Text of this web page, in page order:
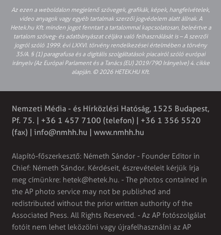
Az ezen a weboldalon megjelenő szövegek, grafikák, képek, hangfelvételek,
video anyagok vagy egyéb tartalmak szerzői jogvédelem alatt állnak. A
Hetek.hu Kft. minden jogot fenntart a tartalommal kapcsolatosan, beleértve a
tartalom szöveg- és adatbányászat céljára való felhasználását is – A szerzői
jogról szóló 1999. évi LXXVI. törvény rendelkezései értelmében a törvény
35/A. § (1) paragrafusa és a digitális szolgáltatások piacairól szóló európai
irányelv (Az Európai Parlament és a Tanács (EU) 2019/790 Irányelve) 4. cikke
alapján. © 2026 HETEK.HU Kft.
Nemzeti Média - és Hírközlési Hatóság, 1525 Budapest,
Pf. 75. | +36 1 457 7100 (telefon) | +36 1 356 5520
(fax) | info@nmhh.hu | www.nmhh.hu
Alapító-főszerkesztő: Németh Sándor - Founder Editor in
Chief: Németh Sándor. Kérdéseit, észrevételeit kérjük írja
meg címünkre: hetek@hetek.hu. - The photos contained in
the AP photo service may not be published and
redistributed without the prior written authority of the
Associated Press. All Rights Reserved. - Az AP fotószolgálat
fotóit nem lehet leközölni vagy újrafelhasználni az AP